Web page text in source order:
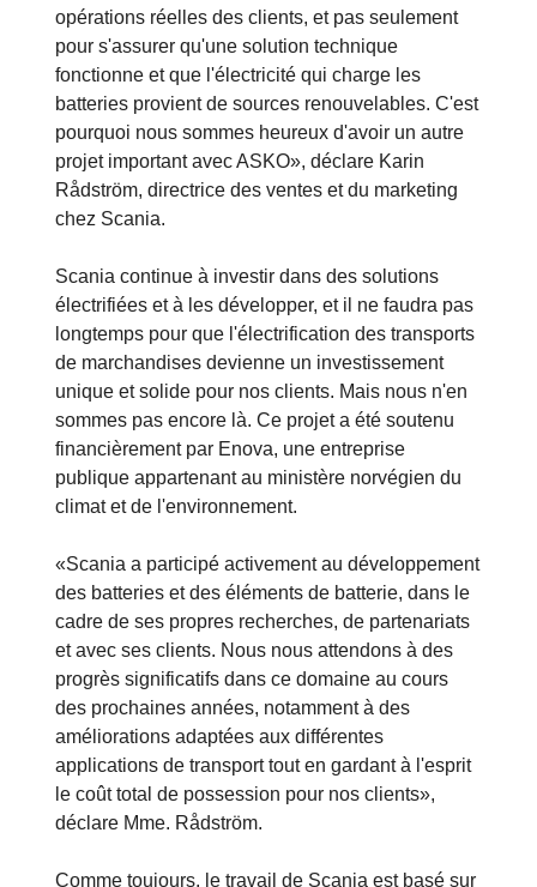
opérations réelles des clients, et pas seulement
pour s'assurer qu'une solution technique
fonctionne et que l'électricité qui charge les
batteries provient de sources renouvelables. C'est
pourquoi nous sommes heureux d'avoir un autre
projet important avec ASKO», déclare Karin
Rådström, directrice des ventes et du marketing
chez Scania.
Scania continue à investir dans des solutions
électrifiées et à les développer, et il ne faudra pas
longtemps pour que l'électrification des transports
de marchandises devienne un investissement
unique et solide pour nos clients. Mais nous n'en
sommes pas encore là. Ce projet a été soutenu
financièrement par Enova, une entreprise
publique appartenant au ministère norvégien du
climat et de l'environnement.
«Scania a participé activement au développement
des batteries et des éléments de batterie, dans le
cadre de ses propres recherches, de partenariats
et avec ses clients. Nous nous attendons à des
progrès significatifs dans ce domaine au cours
des prochaines années, notamment à des
améliorations adaptées aux différentes
applications de transport tout en gardant à l'esprit
le coût total de possession pour nos clients»,
déclare Mme. Rådström.
Comme toujours, le travail de Scania est basé sur